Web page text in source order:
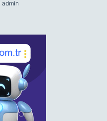
admin